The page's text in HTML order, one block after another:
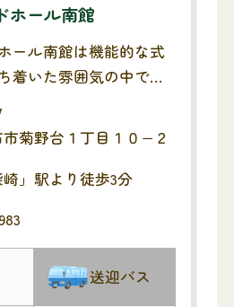
ホール南館
ール南館は機能的な式
着いた雰囲気の中で故
きます。遠方からご参
族の方々にもゆったり
けます。
模葬から一般葬まで人
をセッティングいたし
リーン設置、故人を偲
も可能です。
店・府中市聖苑葬儀取
菊野台１丁目１０−２
」駅より徒歩3分
送迎バス